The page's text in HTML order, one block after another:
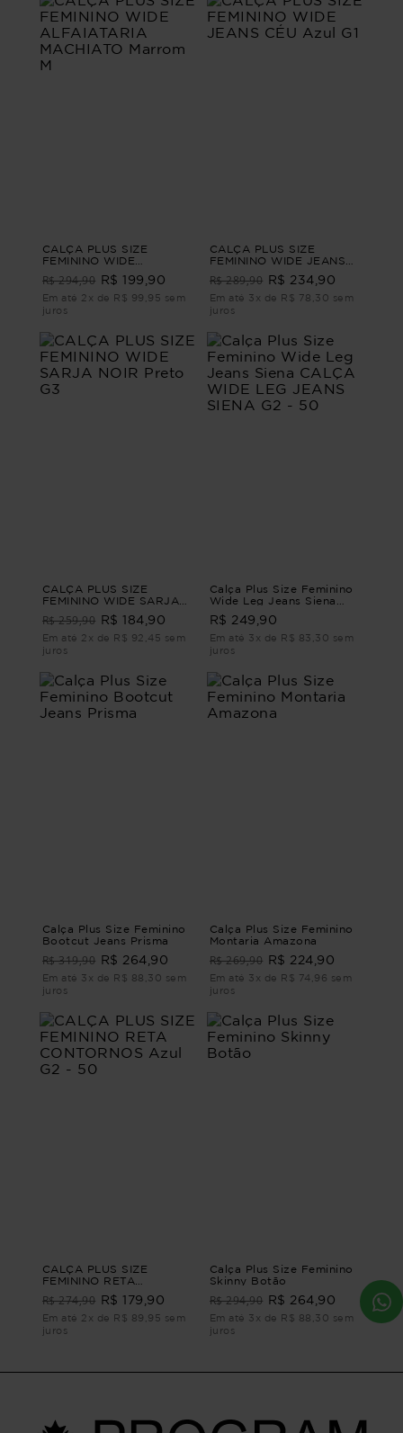
CALÇA PLUS SIZE
FEMININO WIDE
ALFAIATARIA MACHIATO
Marrom M
R$ 294,90 R$ 199,90
Em até 2x de R$ 99,95 sem
juros
CALÇA PLUS SIZE
FEMININO WIDE JEANS
R$ 289,90 R$ 234,90
Em até 3x de R$ 78,30 sem
juros
CALÇA PLUS SIZE
FEMININO WIDE SARJA
NOIR Preto G3
R$ 259,90 R$ 184,90
Em até 2x de R$ 92,45 sem
juros
Calça Plus Size Feminino
Wide Leg Jeans Siena
CALÇA WIDE LEG JEANS
SIENA G2 - 50
R$ 249,90
Em até 3x de R$ 83,30 sem
juros
Calça Plus Size Feminino
Bootcut Jeans Prisma
R$ 319,90 R$ 264,90
Em até 3x de R$ 88,30 sem
juros
Calça Plus Size Feminino
Montaria Amazona
R$ 269,90 R$ 224,90
Em até 3x de R$ 74,96 sem
juros
CALÇA PLUS SIZE
FEMININO RETA
CONTORNOS Azul G2 -
50
R$ 274,90 R$ 179,90
Em até 2x de R$ 89,95 sem
juros
Calça Plus Size Feminino
Skinny Botão
R$ 294,90 R$ 264,90
Em até 3x de R$ 88,30 sem
juros